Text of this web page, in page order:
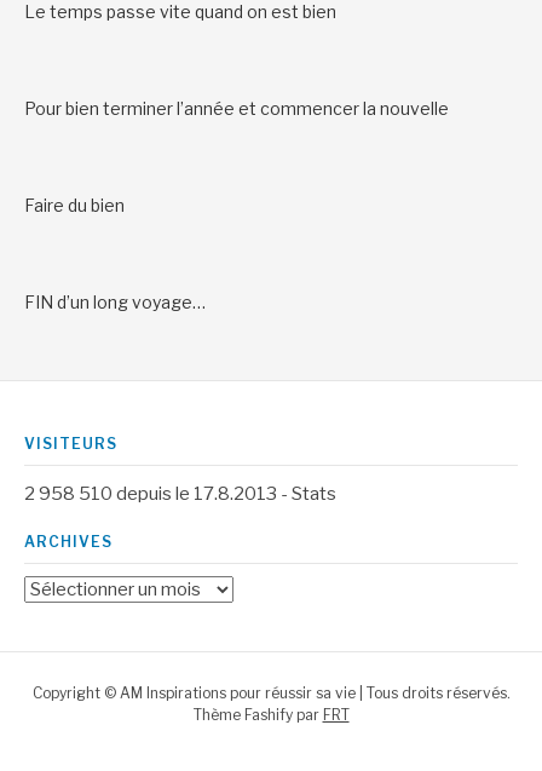
Le temps passe vite quand on est bien
Pour bien terminer l’année et commencer la nouvelle
Faire du bien
FIN d’un long voyage…
VISITEURS
2 958 510 depuis le 17.8.2013 - Stats
ARCHIVES
Archives
Copyright © AM Inspirations pour réussir sa vie | Tous droits réservés.
Thème Fashify par FRT